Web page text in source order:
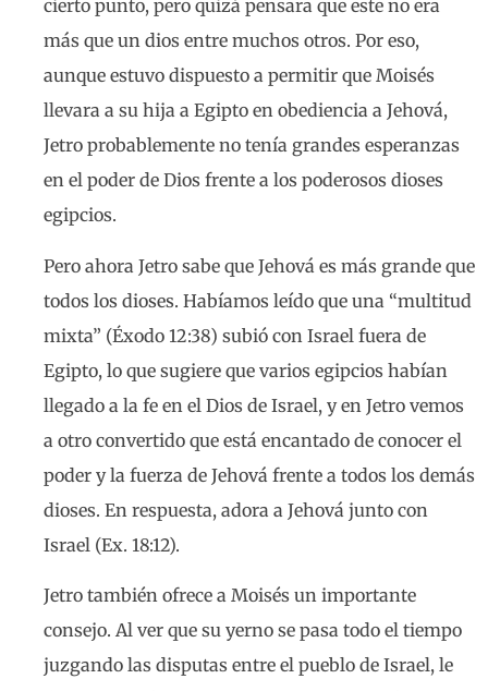
cierto punto, pero quizá pensara que este no era
más que un dios entre muchos otros. Por eso,
aunque estuvo dispuesto a permitir que Moisés
llevara a su hija a Egipto en obediencia a Jehová,
Jetro probablemente no tenía grandes esperanzas
en el poder de Dios frente a los poderosos dioses
egipcios.
Pero ahora Jetro sabe que Jehová es más grande que
todos los dioses. Habíamos leído que una “multitud
mixta” (Éxodo 12:38) subió con Israel fuera de
Egipto, lo que sugiere que varios egipcios habían
llegado a la fe en el Dios de Israel, y en Jetro vemos
a otro convertido que está encantado de conocer el
poder y la fuerza de Jehová frente a todos los demás
dioses. En respuesta, adora a Jehová junto con
Israel (Ex. 18:12).
Jetro también ofrece a Moisés un importante
consejo. Al ver que su yerno se pasa todo el tiempo
juzgando las disputas entre el pueblo de Israel, le